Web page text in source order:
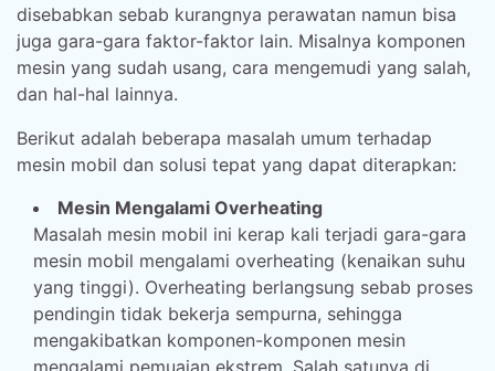
disebabkan sebab kurangnya perawatan namun bisa
juga gara-gara faktor-faktor lain. Misalnya komponen
mesin yang sudah usang, cara mengemudi yang salah,
dan hal-hal lainnya.
Berikut adalah beberapa masalah umum terhadap
mesin mobil dan solusi tepat yang dapat diterapkan:
Mesin Mengalami Overheating
Masalah mesin mobil ini kerap kali terjadi gara-gara
mesin mobil mengalami overheating (kenaikan suhu
yang tinggi). Overheating berlangsung sebab proses
pendingin tidak bekerja sempurna, sehingga
mengakibatkan komponen-komponen mesin
mengalami pemuaian ekstrem. Salah satunya di